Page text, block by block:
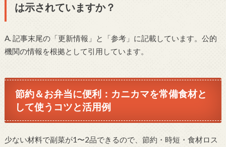
は示されていますか？
A. 記事末尾の「更新情報」と「参考」に記載しています。公的
機関の情報を根拠として引用しています。
節約＆お弁当に便利：カニカマを常備食材と
して使うコツと活用例
少ない材料で副菜が1〜2品できるので、節約・時短・食材ロス